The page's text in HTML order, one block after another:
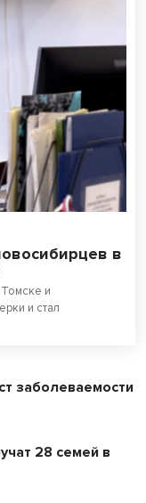
в
и
и стал
заболеваемости
28 семей в